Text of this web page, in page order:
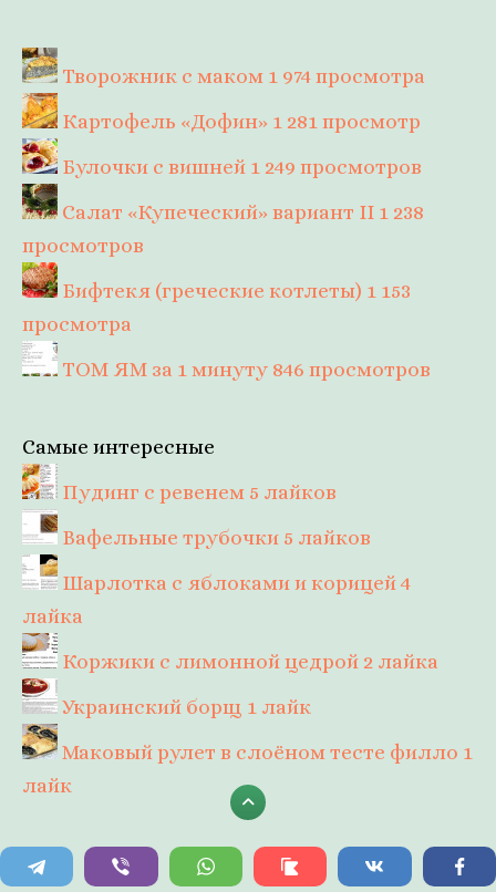
Творожник с маком 1 974 просмотра
Картофель «Дофин» 1 281 просмотр
Булочки с вишней 1 249 просмотров
Салат «Купеческий» вариант II 1 238
просмотров
Бифтекя (греческие котлеты) 1 153
просмотра
ТОМ ЯМ за 1 минуту 846 просмотров
Самые интересные
Пудинг с ревенем 5 лайков
Вафельные трубочки 5 лайков
Шарлотка с яблоками и корицей4
лайка
Коржики с лимонной цедрой 2 лайка
Украинский борщ 1 лайк
Маковый рулет в слоёном тесте филло 1
лайк